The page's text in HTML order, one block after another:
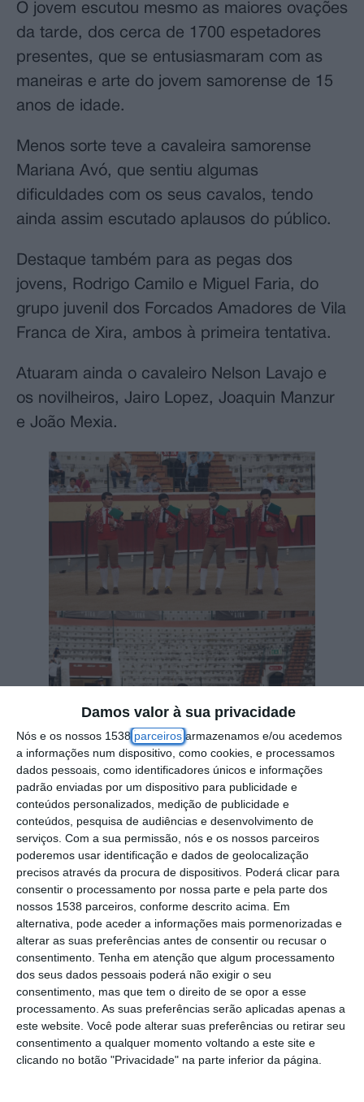
Damos valor à sua privacidade
Nós e os nossos 1538 parceiros armazenamos e/ou acedemos
a informações num dispositivo, como cookies, e processamos
dados pessoais, como identificadores únicos e informações
padrão enviadas por um dispositivo para publicidade e
conteúdos personalizados, medição de publicidade e
conteúdos, pesquisa de audiências e desenvolvimento de
serviços. Com a sua permissão, nós e os nossos parceiros
poderemos usar identificação e dados de geolocalização
precisos através da procura de dispositivos. Poderá clicar para
consentir o processamento por nossa parte e pela parte dos
nossos 1538 parceiros, conforme descrito acima. Em
alternativa, pode aceder a informações mais pormenorizadas e
alterar as suas preferências antes de consentir ou recusar o
consentimento. Tenha em atenção que algum processamento
dos seus dados pessoais poderá não exigir o seu
consentimento, mas que tem o direito de se opor a esse
processamento. As suas preferências serão aplicadas apenas a
este website. Você pode alterar suas preferências ou retirar seu
consentimento a qualquer momento voltando a este site e
clicando no botão "Privacidade" na parte inferior da página.
O jovem escutou mesmo as maiores ovações
da tarde, dos cerca de 1700 espetadores
presentes, que se entusiasmaram com as
maneiras e arte do jovem samorense de 15
anos de idade.
Menos sorte teve a cavaleira samorense
Mariana Avó, que sentiu algumas
dificuldades com os seus cavalos, tendo
ainda assim escutado aplausos do público.
Destaque também para as pegas dos
jovens, Rodrigo Camilo e Miguel Faria, do
grupo juvenil dos Forcados Amadores de Vila
Franca de Xira, ambos à primeira tentativa.
Atuaram ainda o cavaleiro Nelson Lavajo e
os novilheiros, Jairo Lopez, Joaquin Manzur
e João Mexia.